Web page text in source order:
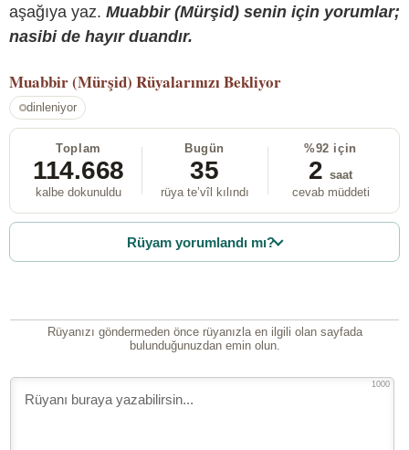
aşağıya yaz. Muabbir (Mürşid) senin için yorumlar;
nasibi de hayır duandır.
Muabbir (Mürşid) Rüyalarınızı Bekliyor
dinleniyor
Toplam
114.668
kalbe dokunuldu
Bugün
35
rüya te’vîl kılındı
%92 için
2 saat
cevab müddeti
Rüyam yorumlandı mı?
Rüyanızı göndermeden önce rüyanızla en ilgili olan sayfada
bulunduğunuzdan emin olun.
1000